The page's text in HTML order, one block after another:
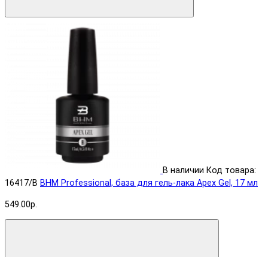
В наличии Код товара:
16417/B BHM Professional, база для гель-лака Apex Gel, 17 мл
549.00р.